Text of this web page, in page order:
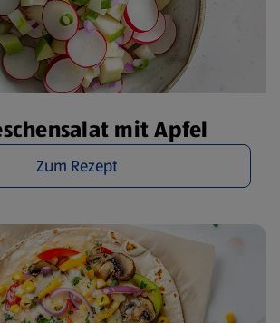
mit Apfel
Zum Rezept